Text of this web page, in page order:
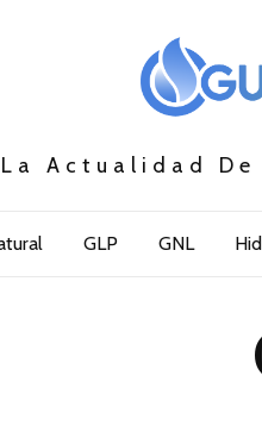
La Actualidad
GLP GNL